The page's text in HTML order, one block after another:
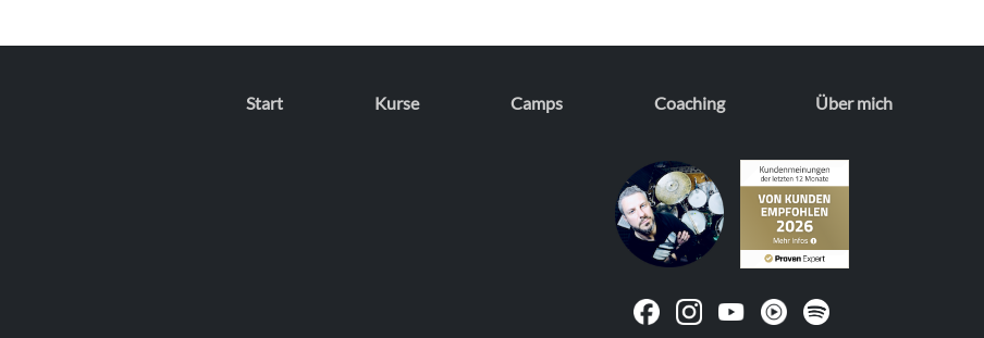
Start Kurse Camps Coaching Über mich